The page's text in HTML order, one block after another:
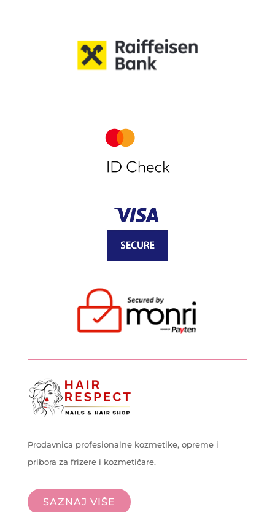
Prodavnica profesionalne kozmetike, opreme i
pribora za frizere i kozmetičare.
SAZNAJ VIŠE